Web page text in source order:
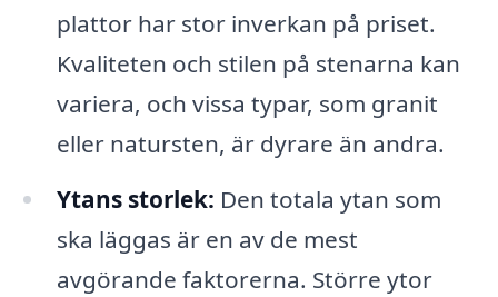
plattor har stor inverkan på priset.
Kvaliteten och stilen på stenarna kan
variera, och vissa typar, som granit
eller natursten, är dyrare än andra.
Ytans storlek: Den totala ytan som
ska läggas är en av de mest
avgörande faktorerna. Större ytor